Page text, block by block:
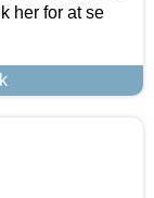
her for at se